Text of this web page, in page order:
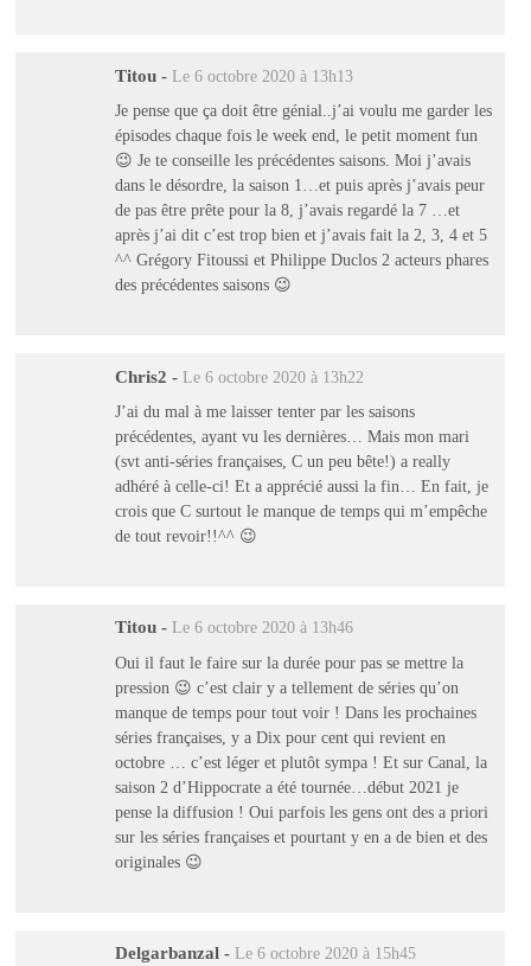
Titou - Le 6 octobre 2020 à 13h13
Je pense que ça doit être génial..j’ai voulu me garder les
épisodes chaque fois le week end, le petit moment fun
😉 Je te conseille les précédentes saisons. Moi j’avais
dans le désordre, la saison 1…et puis après j’avais peur
de pas être prête pour la 8, j’avais regardé la 7 …et
après j’ai dit c’est trop bien et j’avais fait la 2, 3, 4 et 5
^^ Grégory Fitoussi et Philippe Duclos 2 acteurs phares
des précédentes saisons 😉
Chris2 - Le 6 octobre 2020 à 13h22
J’ai du mal à me laisser tenter par les saisons
précédentes, ayant vu les dernières… Mais mon mari
(svt anti-séries françaises, C un peu bête!) a really
adhéré à celle-ci! Et a apprécié aussi la fin… En fait, je
crois que C surtout le manque de temps qui m’empêche
de tout revoir!!^^ 😉
Titou - Le 6 octobre 2020 à 13h46
Oui il faut le faire sur la durée pour pas se mettre la
pression 😉 c’est clair y a tellement de séries qu’on
manque de temps pour tout voir ! Dans les prochaines
séries françaises, y a Dix pour cent qui revient en
octobre … c’est léger et plutôt sympa ! Et sur Canal, la
saison 2 d’Hippocrate a été tournée…début 2021 je
pense la diffusion ! Oui parfois les gens ont des a priori
sur les séries françaises et pourtant y en a de bien et des
originales 😉
Delgarbanzal - Le 6 octobre 2020 à 15h45